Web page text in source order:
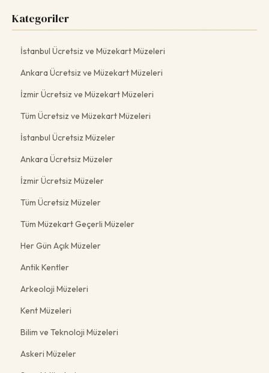
Kategoriler
İstanbul Ücretsiz ve Müzekart Müzeleri
Ankara Ücretsiz ve Müzekart Müzeleri
İzmir Ücretsiz ve Müzekart Müzeleri
Tüm Ücretsiz ve Müzekart Müzeleri
İstanbul Ücretsiz Müzeler
Ankara Ücretsiz Müzeler
İzmir Ücretsiz Müzeler
Tüm Ücretsiz Müzeler
Tüm Müzekart Geçerli Müzeler
Her Gün Açık Müzeler
Antik Kentler
Arkeoloji Müzeleri
Kent Müzeleri
Bilim ve Teknoloji Müzeleri
Askeri Müzeler